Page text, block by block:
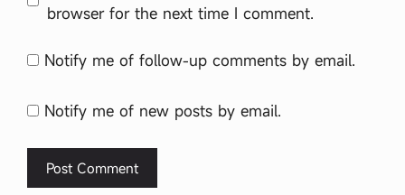
browser for the next time I comment.
Notify me of follow-up comments by email.
Notify me of new posts by email.